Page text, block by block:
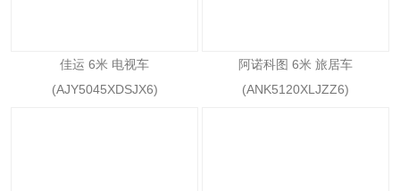
佳运 6米 电视车
(AJY5045XDSJX6)
阿诺科图 6米 旅居车
(ANK5120XLJZZ6)